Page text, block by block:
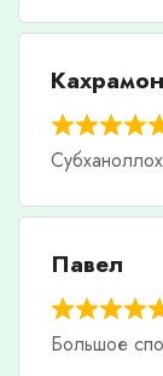
Кахрамон
Павел
Большое